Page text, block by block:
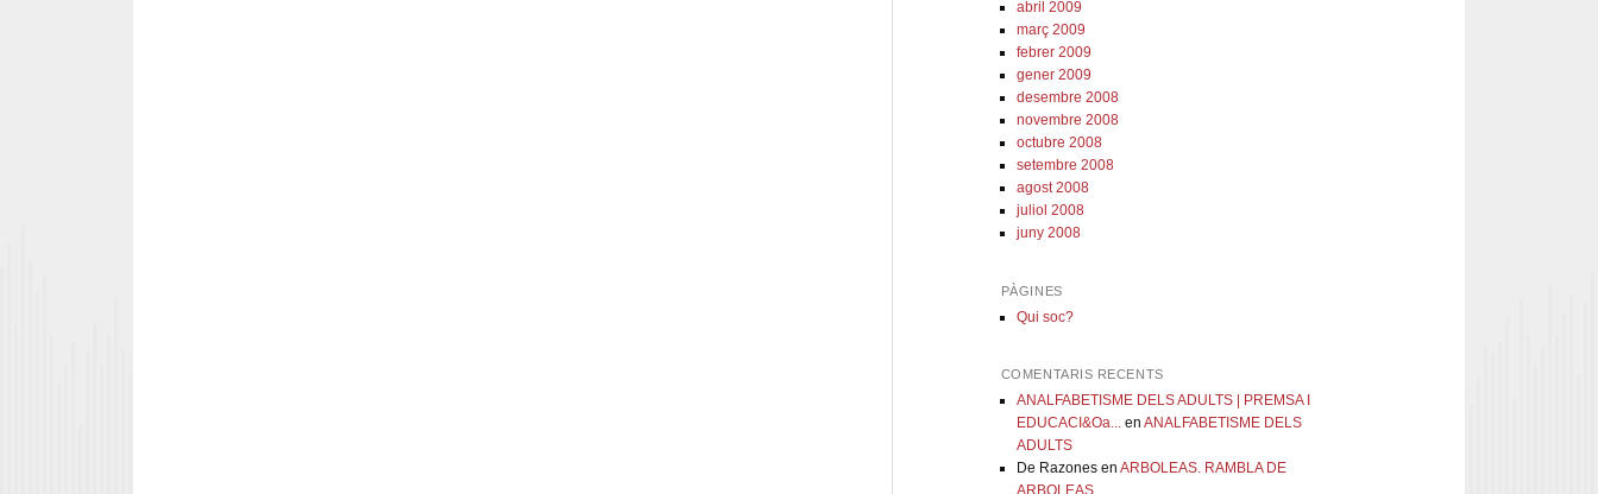
abril 2009
març 2009
febrer 2009
gener 2009
desembre 2008
novembre 2008
octubre 2008
setembre 2008
agost 2008
juliol 2008
juny 2008
PÀGINES
Qui soc?
COMENTARIS RECENTS
ANALFABETISME DELS ADULTS | PREMSA I
EDUCACI&Oa...en ANALFABETISME DELS
ADULTS
De Razonesen ARBOLEAS. RAMBLA DE
ARBOLEAS.